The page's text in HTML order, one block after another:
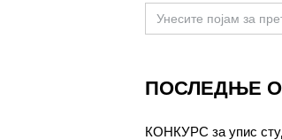
Search
for:
ПОСЛЕДЊЕ
КОНКУРС за упис